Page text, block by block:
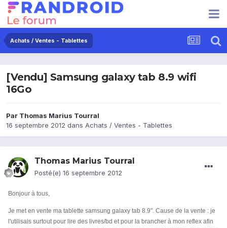
Achats / Ventes - Tablettes
[Vendu] Samsung galaxy tab 8.9 wifi
16Go
Par Thomas Marius Tourral
16 septembre 2012 dans Achats / Ventes - Tablettes
Thomas Marius Tourral
Posté(e) 16 septembre 2012
Bonjour à tous,
Je met en vente ma tablette samsung galaxy tab 8.9". Cause de la vente : je
l'utilisais surtout pour lire des livres/bd et pour la brancher à mon reflex afin